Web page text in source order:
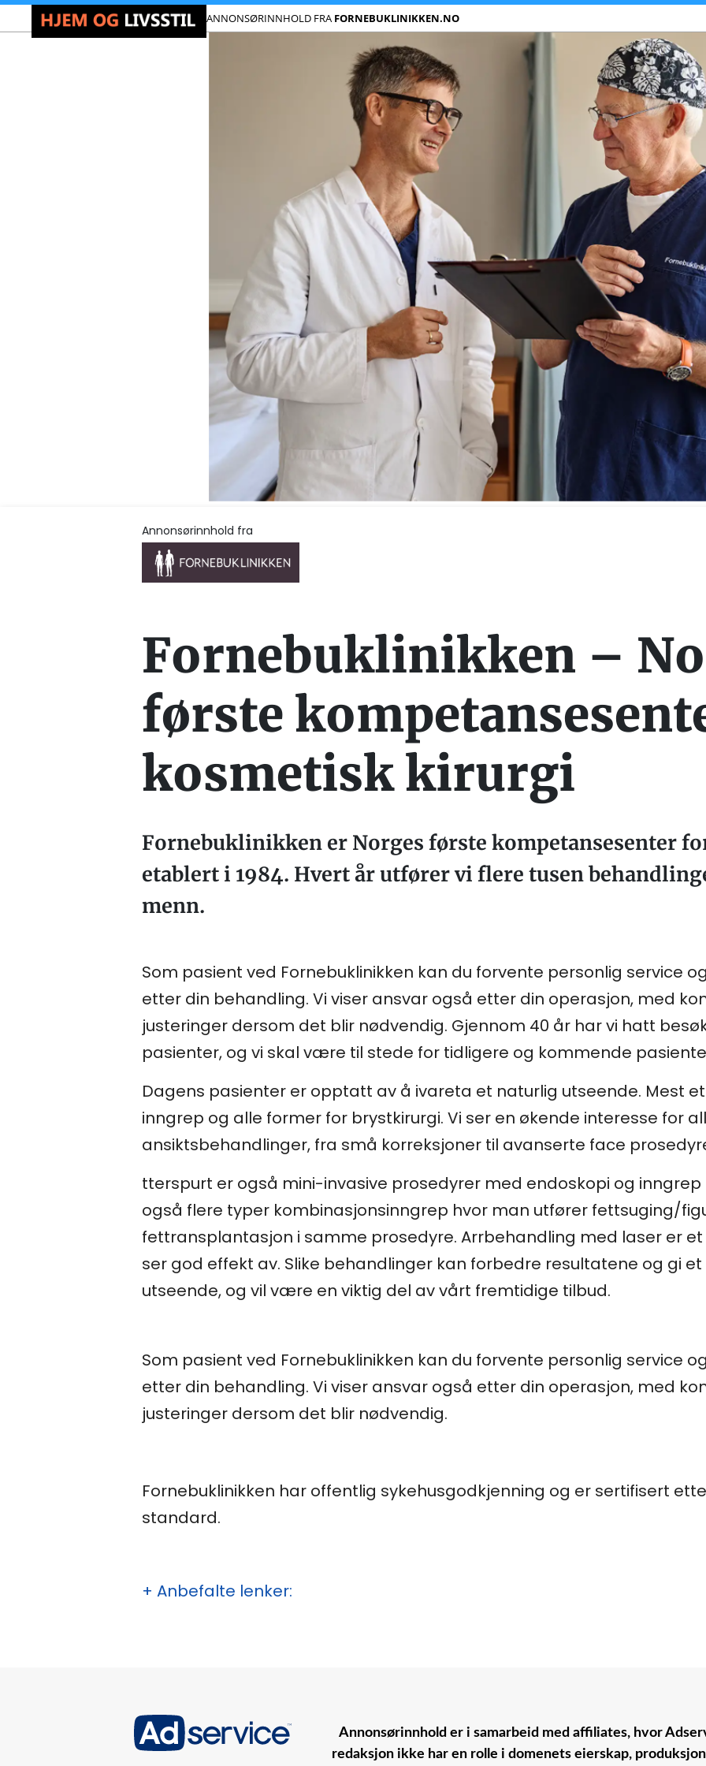
ANNONSØRINNHOLD FRA FORNEBUKLINIKKEN.NO
Annonsørinnhold fra
Fornebuklinikken –
første
kosmetisk kirurgi
Fornebuklinikken er Norges første kompetansesenter
etablert i 1984. Hvert år utfører vi flere tusen
menn.
Som pasient ved Fornebuklinikken kan du forvente personlig service
etter din behandling. Vi viser ansvar også etter din operasjon, med
justeringer dersom det blir nødvendig. Gjennom 40 år har vi hatt
pasienter, og vi skal være til stede for tidligere og kommende
Dagens pasienter er opptatt av å ivareta et naturlig utseende. Mest
inngrep og alle former for brystkirurgi. Vi ser en økende interesse for
ansiktsbehandlinger, fra små korreksjoner til avanserte face
tterspurt er også mini-invasive prosedyrer med endoskopi og
også flere typer kombinasjonsinngrep hvor man utfører fettsuging/
fettransplantasjon i samme prosedyre. Arrbehandling med laser er
ser god effekt av. Slike behandlinger kan forbedre resultatene og gi
utseende, og vil være en viktig del av vårt fremtidige tilbud.
Som pasient ved Fornebuklinikken kan du forvente personlig service
etter din behandling. Vi viser ansvar også etter din operasjon, med
justeringer dersom det blir nødvendig.
Fornebuklinikken har offentlig sykehusgodkjenning og er sertifisert
standard.
+ Anbefalte lenker:
Annonsørinnhold er i samarbeid med affiliates, hvor
redaksjon ikke har en rolle i domenets eierskap,